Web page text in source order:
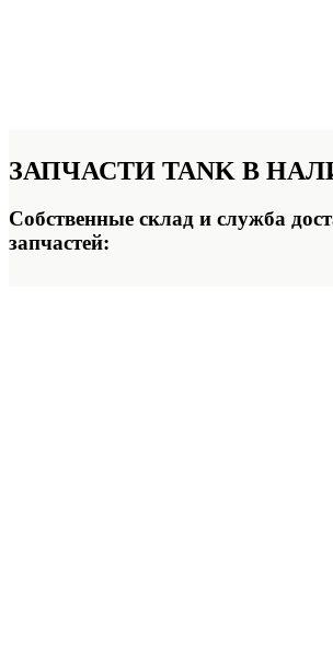
ЗАПЧАСТИ TANK В
Собственные склад и служба
запчастей: